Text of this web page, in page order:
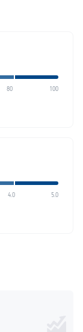
80 100
4.0 5.0